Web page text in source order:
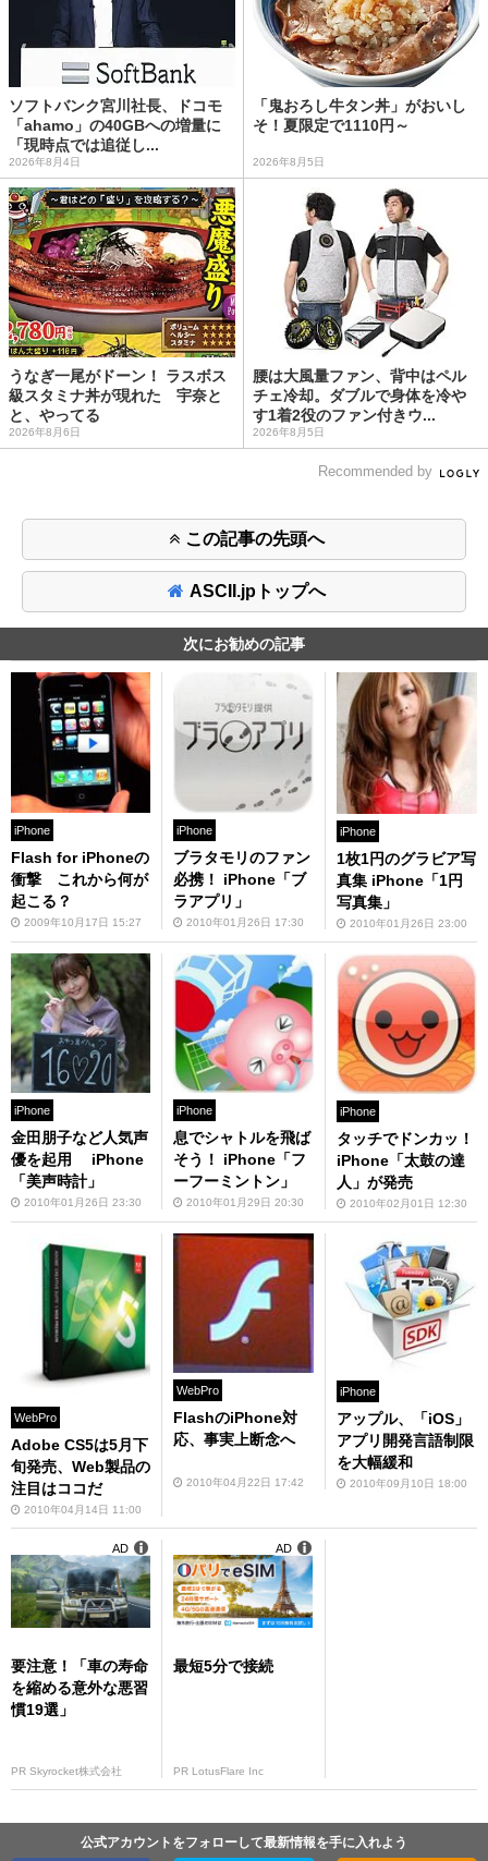
ソフトバンク宮川社長、ドコモ
「ahamo」の40GBへの増量に
「現時点では追従し...
2026年8月4日
「鬼おろし牛タン丼」がおいし
そ！夏限定で1110円～
2026年8月5日
うなぎ一尾がドーン！ ラスボス
級スタミナ丼が現れた 宇奈と
と、やってる
2026年8月6日
腰は大風量ファン、背中はペル
チェ冷却。ダブルで身体を冷や
す1着2役のファン付きウ...
2026年8月5日
Recommended by
この記事の先頭へ
ASCII.jpトップへ
次にお勧めの記事
iPhone
Flash for iPhoneの
衝撃 これから何が
起こる？
2009年10月17日 15:27
iPhone
ブラタモリのファン
必携！ iPhone「ブ
ラアプリ」
2010年01月26日 17:30
iPhone
1枚1円のグラビア写
真集 iPhone「1円
写真集」
2010年01月26日 23:00
iPhone
金田朋子など人気声
優を起用 iPhone
「美声時計」
2010年01月26日 23:30
iPhone
息でシャトルを飛ば
そう！ iPhone「フ
ーフーミントン」
2010年01月29日 20:30
iPhone
タッチでドンカッ！
iPhone「太鼓の達
人」が発売
2010年02月01日 12:30
WebPro
Adobe CS5は5月下
旬発売、Web製品の
注目はココだ
2010年04月14日 11:00
WebPro
FlashのiPhone対
応、事実上断念へ
2010年04月22日 17:42
iPhone
アップル、「iOS」
アプリ開発言語制限
を大幅緩和
2010年09月10日 18:00
要注意！「車の寿命
を縮める意外な悪習
慣19選」
PR Skyrocket株式会社
AD
最短5分で接続
PR LotusFlare Inc
AD
公式アカウントをフォローして最新情報を手に入れよう